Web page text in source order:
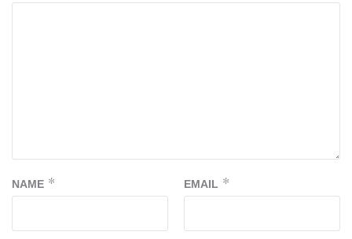
NAME * EMAIL *